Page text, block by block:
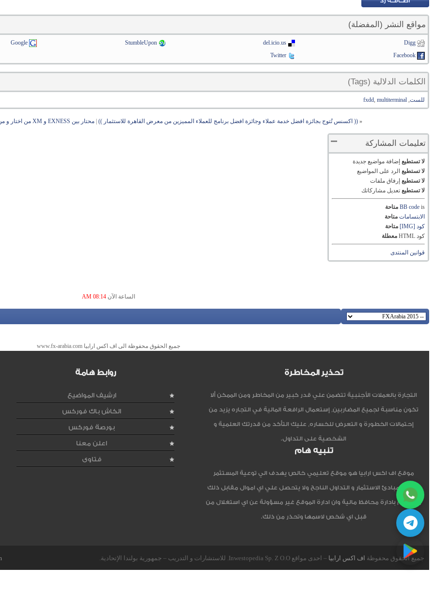
مواقع النشر (المفضلة)
Digg
del.icio.us
StumbleUpon
Google
Facebook
Twitter
الكلمات الدلالية (Tags)
للست,
fxdd, multiterminal
« (( اكسنس تُتوج بجائزة افضل خدمة عملاء وجائزة افضل برنامج للعملاء المميزين من معرض القاهرة للاستثمار )) |محتار بين EXNESS و XM من اختار و من الافضل ؟
تعليمات المشاركة
لا تستطيع إضافة مواضيع جديدة
لا تستطيع الرد على المواضيع
لا تستطيع إرفاق ملفات
لا تستطيع تعديل مشاركاتك
BB codeis
متاحة
الابتسامات متاحة
كود [IMG]
متاحة
كود HTML
معطلة
قوانين المنتدى
الساعة الآن 08:14 AM
جميع الحقوق محفوظة الى اف اكس ارابيا www.fx-arabia.com
تحذير المخاطرة
التجارة بالعملات الأجنبية تتضمن علي قدر كبير من المخاطر ومن الممكن ألا
تكون مناسبة لجميع المضاربين, إستعمال الرافعة المالية في التجاره يزيد من
إحتمالات الخطورة و التعرض للخساره, عليك التأكد من قدرتك العلمية و
الشخصية على التداول.
تنبيه هام
موقع اف اكس ارابيا هو موقع تعليمي خالص يهدف الي توعية المستثمر
العربي مبادئ الاستثمار و التداول الناجح ولا يتحصل علي اي اموال مقابل ذلك
ولا يقوم بادارة محافظ مالية وان ادارة الموقع غير مسؤولة عن اي استغلال من
قبل اي شخص لاسمها وتحذر من ذلك.
روابط هامة
ارشيف المواضيع
الكاش باك فوركس
بورصة فوركس
اعلن معنا
فتاوى
جميع الحقوق محفوظة اف اكس ارابيا – احدى مواقع Inwestopedia Sp. Z O.O. للاستشارات و التدريب – جمهورية بولندا الإتحادية.